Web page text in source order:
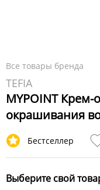
Все товары бренда
TEFIA
MYPOINT Крем-
окрашивания
Бестселлер
Выберите свой